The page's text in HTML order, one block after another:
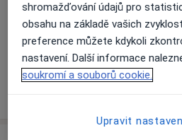
Způsoby platby (soukromé
Na teto adrese lékař
Detaily
shromažďování údajů pro
obsahu na základě vašich
preference můžete kdykoli
nastavení. Další informace
soukromí a souborů cookie.
Upravit